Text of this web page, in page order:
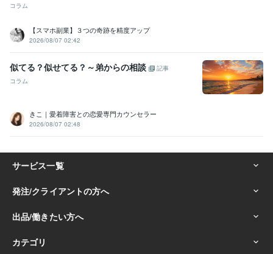
英語 日常会話レベル
コラム
【スマホ副業】３つの奇跡を精度アップ
2026/08/07 02:42
似てる？似せてる？～弟からの相談
記事
コラム
きこ｜愛着障害との恋愛専門カウンセラー
2026/08/07 02:48